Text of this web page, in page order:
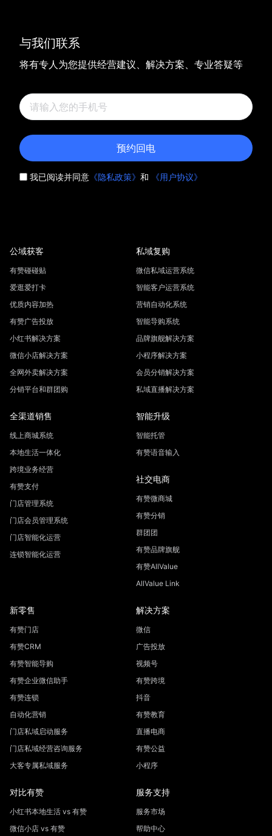
与我们联系
将有专人为您提供经营建议、解决方案、专业答疑等
预约回电
我已阅读并同意 《隐私政策》 和 《用户协议》
公域获客
有赞碰碰贴
爱逛爱打卡
优质内容加热
有赞广告投放
小红书解决方案
微信小店解决方案
全网外卖解决方案
分销平台和群团购
私域复购
微信私域运营系统
智能客户运营系统
营销自动化系统
智能导购系统
品牌旗舰解决方案
小程序解决方案
会员分销解决方案
私域直播解决方案
全渠道销售
线上商城系统
本地生活一体化
跨境业务经营
有赞支付
门店管理系统
门店会员管理系统
门店智能化运营
连锁智能化运营
智能升级
智能托管
有赞语音输入
社交电商
有赞微商城
有赞分销
群团团
有赞品牌旗舰
有赞AllValue
AllValue Link
新零售
有赞门店
有赞CRM
有赞智能导购
有赞企业微信助手
有赞连锁
自动化营销
门店私域启动服务
门店私域经营咨询服务
大客专属私域服务
解决方案
微信
广告投放
视频号
有赞跨境
抖音
有赞教育
直播电商
有赞公益
小程序
对比有赞
小红书本地生活 vs 有赞
微信小店 vs 有赞
服务支持
服务市场
帮助中心